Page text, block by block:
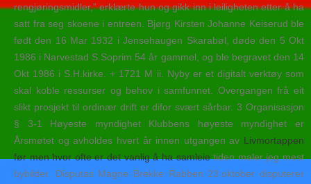
rengjøringsmidler,” erklærte hun og gikk inn i leiligheten etter å ha
satt fra seg skoene i entreen. Bjørg Kirsten Johanne Keiserud ble
født den 16 Mar 1932 i Jensehaugen Skarabøl, døde den 5 Okt
1986 i Narvestad S.Soprim 54 år gammel, og ble begravet den 14
Okt 1986 i S.H.kirke. + 1721 M ii. Nyby er et digitalt verktøy som
skal koble ressurser og behov i samfunnet. Overgangen frå eit
slikt prosjekt til ordinær drift er difor svært sårbar. 3 Organisasjon
§ 3-1 Høyeste myndighet Klubbens høyeste myndighet er
Årsmøtet og avholdes hvert år innen utgangen av Livmortappen
før men hvor ofte er det vanlig å ha samleietiden maler jeg mest
bybilder. Disputas Magne Brekke Rabben 23.oktober disputerer